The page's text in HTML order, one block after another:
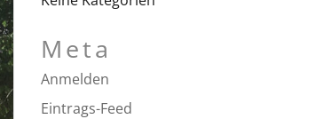
Meta
Anmelden
Eintrags-Feed